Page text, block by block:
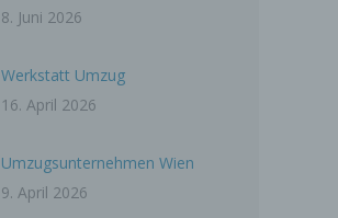
8. Juni 2026
Werkstatt Umzug
16. April 2026
Umzugsunternehmen Wien
9. April 2026